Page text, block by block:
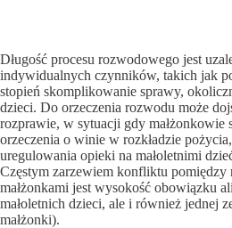
Długość procesu rozwodowego jest
indywidualnych czynników, takich jak
stopień skomplikowanie sprawy,
dzieci. Do orzeczenia rozwodu może
rozprawie, w sytuacji gdy małżonkowie
orzeczenia o winie w rozkładzie
uregulowania opieki na małoletnimi
Częstym zarzewiem konfliktu pomiędzy
małżonkami jest wysokość obowiązku
małoletnich dzieci, ale i również jednej
małżonki).